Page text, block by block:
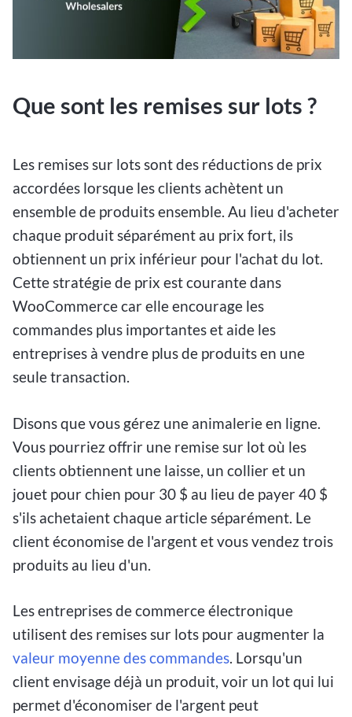
Que sont les remises sur lots ?
Les remises sur lots sont des réductions de prix
accordées lorsque les clients achètent un
ensemble de produits ensemble. Au lieu d'acheter
chaque produit séparément au prix fort, ils
obtiennent un prix inférieur pour l'achat du lot.
Cette stratégie de prix est courante dans
WooCommerce car elle encourage les
commandes plus importantes et aide les
entreprises à vendre plus de produits en une
seule transaction.
Disons que vous gérez une animalerie en ligne.
Vous pourriez offrir une remise sur lot où les
clients obtiennent une laisse, un collier et un
jouet pour chien pour 30 $ au lieu de payer 40 $
s'ils achetaient chaque article séparément. Le
client économise de l'argent et vous vendez trois
produits au lieu d'un.
Les entreprises de commerce électronique
utilisent des remises sur lots pour augmenter la
valeur moyenne des commandes. Lorsqu'un
client envisage déjà un produit, voir un lot qui lui
permet d'économiser de l'argent peut